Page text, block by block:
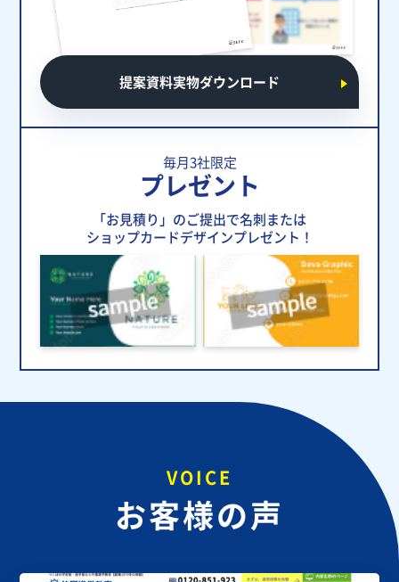
提案資料実物ダウンロード
毎月3社限定
プレゼント
「お見積り」のご提出で名刺または
ショップカードデザインプレゼント！
VOICE
お客様の声